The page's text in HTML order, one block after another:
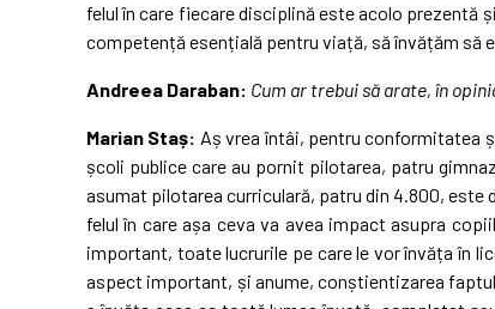
felul în care fiecare disciplină este acolo prezentă
competență esențială pentru viață, să învățăm să
Andreea Daraban: Cum ar trebui să arate, în
Marian Staș: Aș vrea întâi, pentru conformitatea
școli publice care au pornit pilotarea, patru
asumat pilotarea curriculară, patru din 4.800, este
felul în care așa ceva va avea impact asupra
important, toate lucrurile pe care le vor învăța în
aspect important, și anume, conștientizarea